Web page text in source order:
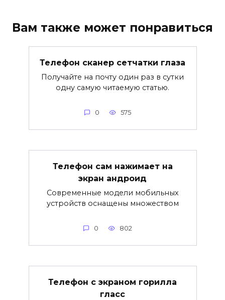
Вам также может понравиться
Телефон сканер сетчатки глаза
Получайте на почту один раз в сутки
одну самую читаемую статью.
0 575
Телефон сам нажимает на
экран андроид
Современные модели мобильных
устройств оснащены множеством
0 802
Телефон с экраном горилла
гласс